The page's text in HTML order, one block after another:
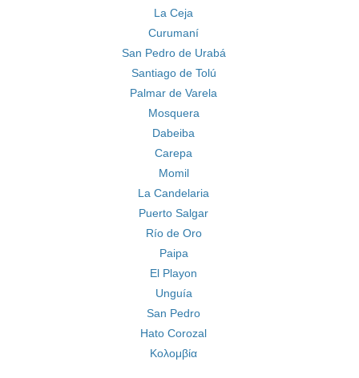
La Ceja
Curumaní
San Pedro de Urabá
Santiago de Tolú
Palmar de Varela
Mosquera
Dabeiba
Carepa
Momil
La Candelaria
Puerto Salgar
Río de Oro
Paipa
El Playon
Unguía
San Pedro
Hato Corozal
Κολομβία